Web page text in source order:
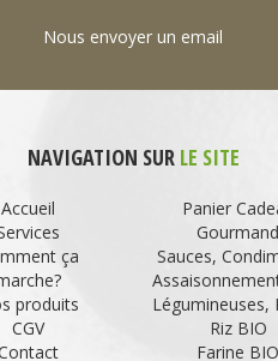
Nous envoyer un email
NAVIGATION SUR LE SITE
Accueil
ça
produits
CGV
Panier
Gourmand
Sauces,
Légumineuses,
Riz BIO
Farine BIO